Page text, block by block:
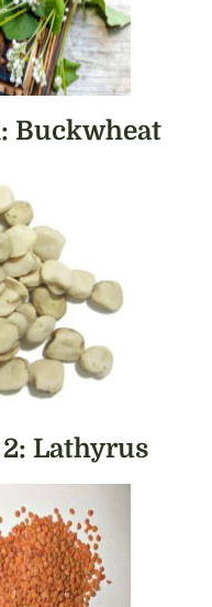
Buckwheat
2: Lathyrus